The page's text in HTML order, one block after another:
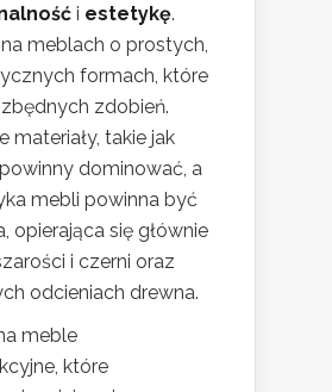
i estetykę.
meblach o prostych,
formach, które
zdobień.
materiały, takie jak
dominować, a
mebli powinna być
opierająca się głównie
i czerni oraz
odcieniach drewna.
meble
które